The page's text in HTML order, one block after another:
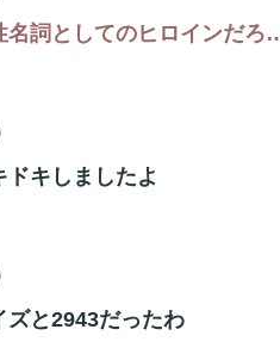
名詞としてのヒロインだろ
キしましたよ
ズと2943だったわ